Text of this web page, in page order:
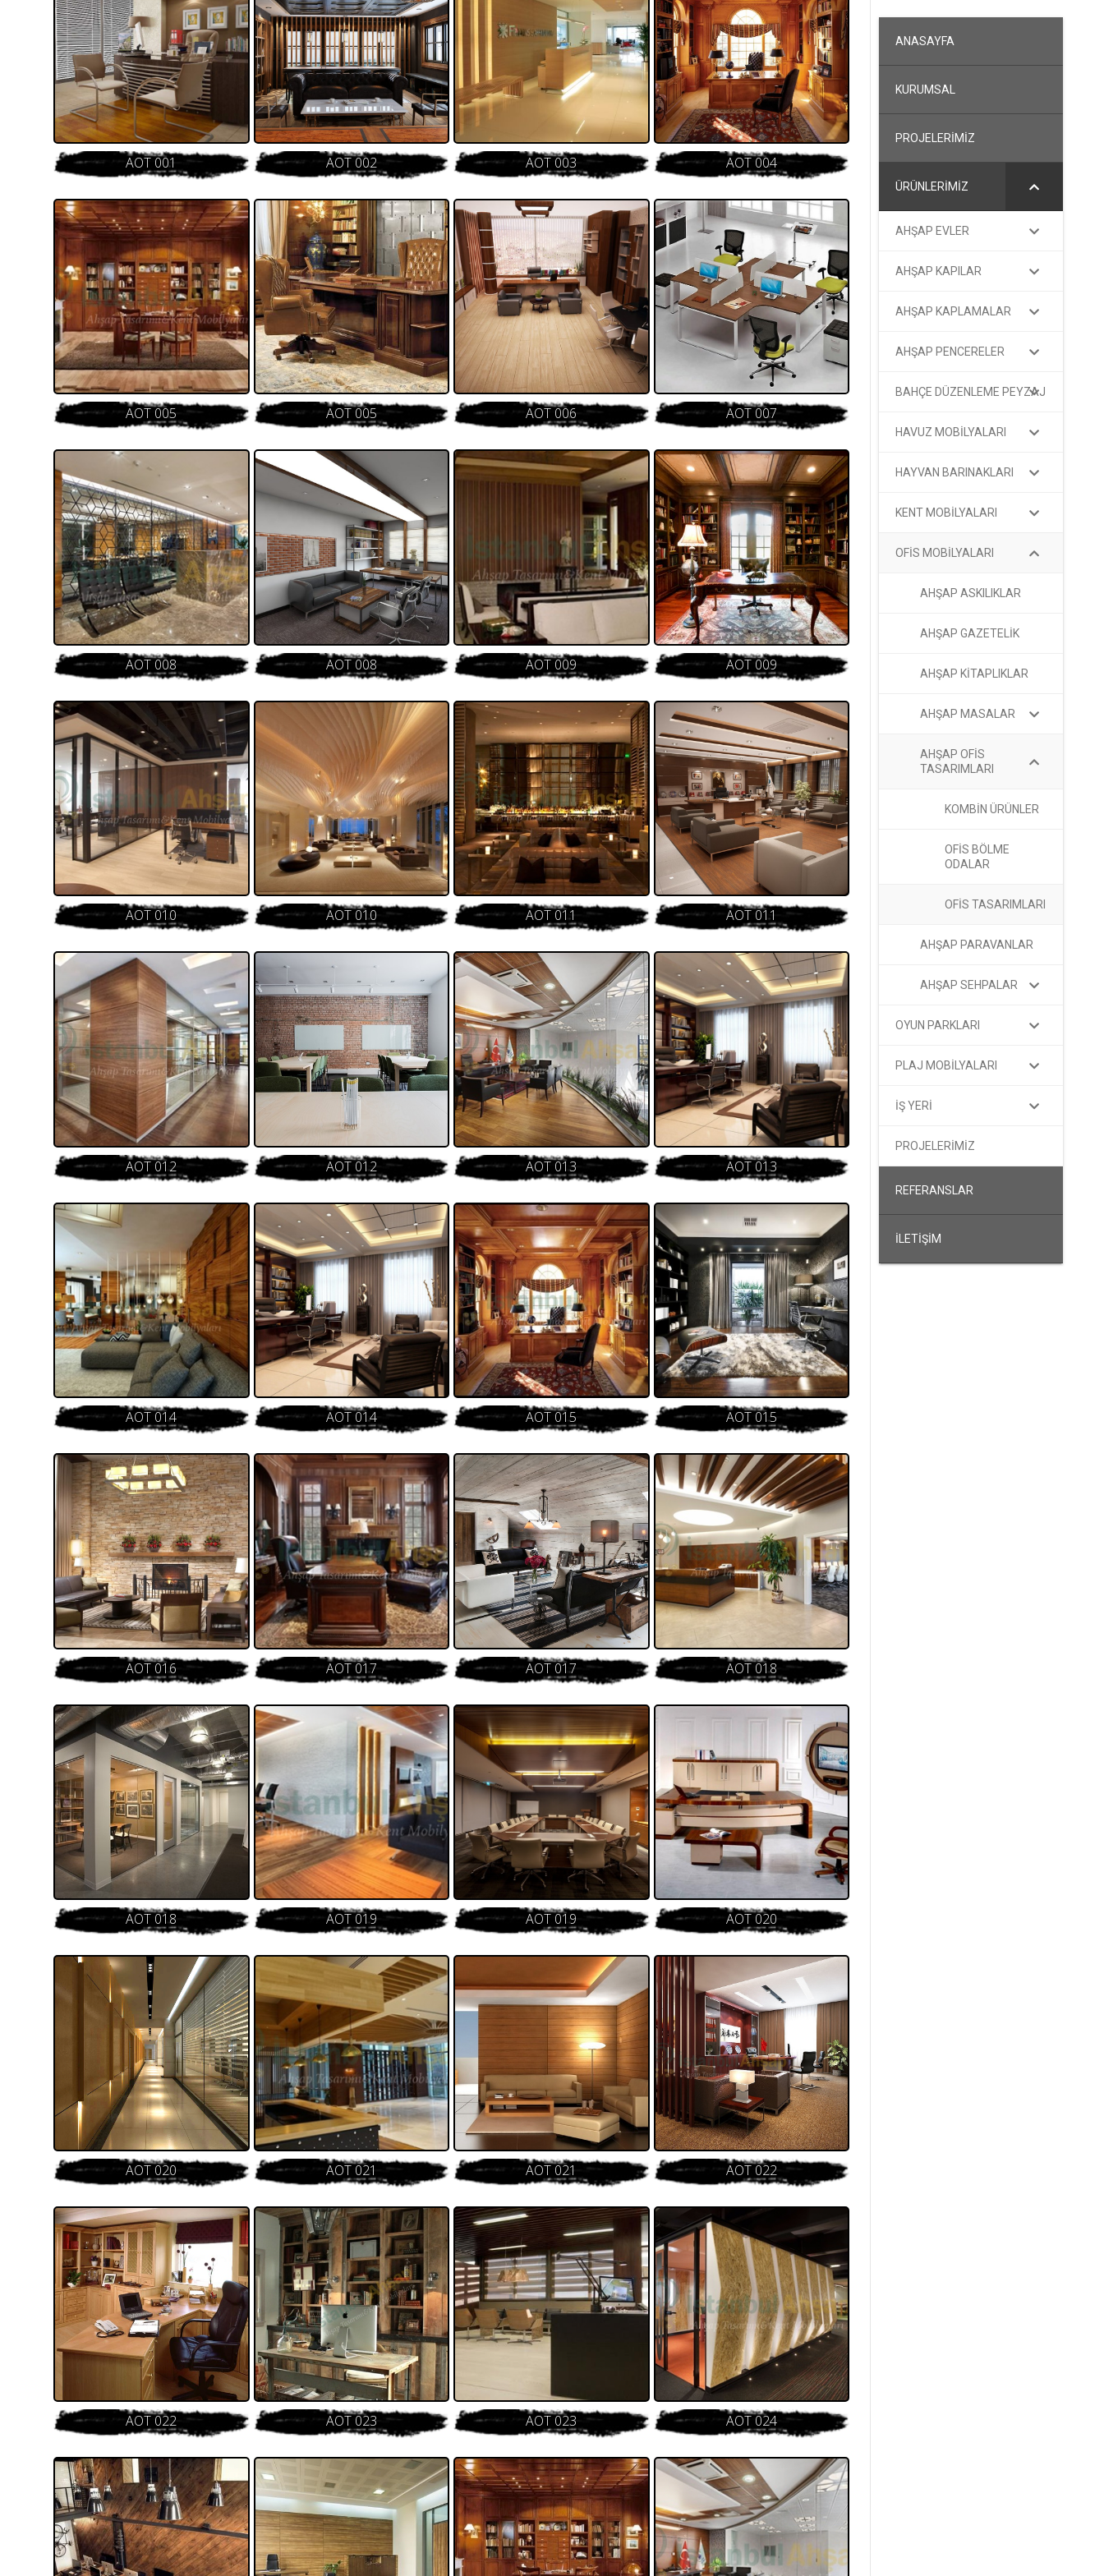
AOT 001 AOT 002 AOT 003 AOT 004
AOT 005 AOT 005 AOT 006 AOT 007
AOT 008 AOT 008 AOT 009 AOT 009
AOT 010 AOT 010 AOT 011 AOT 011
AOT 012 AOT 012 AOT 013 AOT 013
AOT 014 AOT 014 AOT 015 AOT 015
AOT 016 AOT 017 AOT 017 AOT 018
AOT 018 AOT 019 AOT 019 AOT 020
AOT 020 AOT 021 AOT 021 AOT 022
AOT 022 AOT 023 AOT 023 AOT 024
ANASAYFA
KURUMSAL
PROJELERİMİZ
ÜRÜNLERİMİZ
AHŞAP EVLER
AHŞAP KAPILAR
AHŞAP KAPLAMALAR
AHŞAP PENCERELER
BAHÇE DÜZENLEME PEYZAJ
HAVUZ MOBİLYALARI
HAYVAN BARINAKLARI
KENT MOBİLYALARI
OFİS MOBİLYALARI
AHŞAP ASKILIKLAR
AHŞAP GAZETELİK
AHŞAP KİTAPLIKLAR
AHŞAP MASALAR
AHŞAP OFİS
TASARIMLARI
KOMBİN ÜRÜNLER
OFİS BÖLME
ODALAR
OFİS TASARIMLARI
AHŞAP PARAVANLAR
AHŞAP SEHPALAR
OYUN PARKLARI
PLAJ MOBİLYALARI
İŞ YERİ
PROJELERİMİZ
REFERANSLAR
İLETİŞİM